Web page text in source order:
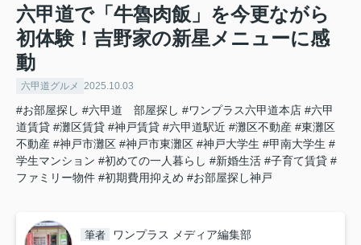
六甲道で「牛魯肉飯」を今更ながら
初体験！吉野家の新星メニューに感
動
六甲道グルメ 2025.10.03
#お部屋探し #六甲道 部屋探し #ワンプラス六甲道本店 #六甲
道賃貸 #灘区賃貸 #神戸賃貸 #六甲道駅近 #灘区不動産 #東灘区
不動産 #神戸市灘区 #神戸市東灘区 #神戸大学生 #甲南大学生 #
学生マンション #初めての一人暮らし #新婚生活 #子育て賃貸 #
ファミリー物件 #初期費用抑えめ #お部屋探し神戸
筆者 ワンプラス メディア編集部